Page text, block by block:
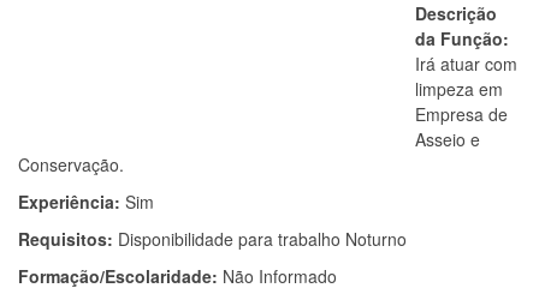
Descrição
da Função:
Irá atuar com
limpeza em
Empresa de
Asseio e
Conservação.
Experiência: Sim
Requisitos: Disponibilidade para trabalho Noturno
Formação/Escolaridade: Não Informado